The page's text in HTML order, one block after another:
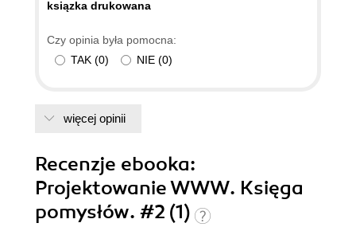
ksiązka drukowana
Czy opinia była pomocna:
TAK (0) NIE (0)
więcej opinii
Recenzje ebooka:
Projektowanie WWW. Księga
pomysłów. #2 (1)